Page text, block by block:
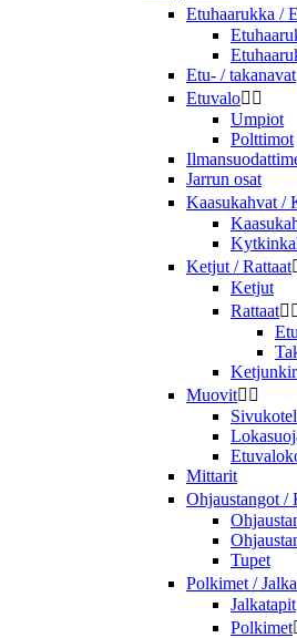
Etuhaarukka /
Etu- / takanavat
Etuvalo 
Umpiot
Polttimot
Jarrun osat
Kaasukahvat /
Ketjut / Rattaat
Ketjut
Rattaat
Muovit 
Mittarit
Ohjaustangot /
Tupet
Polkimet /
Jalkatapit
Polkimet